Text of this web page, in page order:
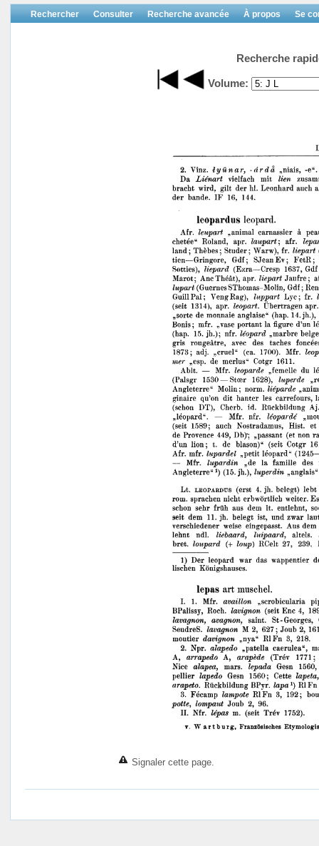
Rechercher Consulter Recherche avancée À propos Se
Recherche
Volume:
Signaler cette page.